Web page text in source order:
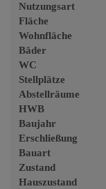
Nutzungsart
Fläche
Wohnfläche
Bäder
WC
Stellplätze
Abstellräume
HWB
Baujahr
Erschließung
Bauart
Zustand
Hauszustand